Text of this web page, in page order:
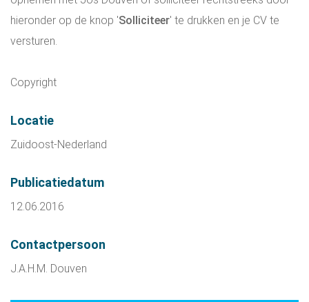
hieronder op de knop 'Solliciteer' te drukken en je CV te
versturen.
Copyright
Locatie
Zuidoost-Nederland
Publicatiedatum
12.06.2016
Contactpersoon
J.A.H.M. Douven